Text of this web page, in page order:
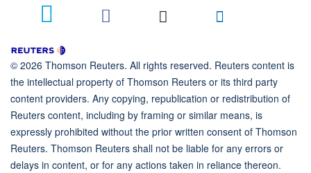
12
© 2026 Thomson Reuters. All rights reserved. Reuters content is
the intellectual property of Thomson Reuters or its third party
content providers. Any copying, republication or redistribution of
Reuters content, including by framing or similar means, is
expressly prohibited without the prior written consent of Thomson
Reuters. Thomson Reuters shall not be liable for any errors or
delays in content, or for any actions taken in reliance thereon.